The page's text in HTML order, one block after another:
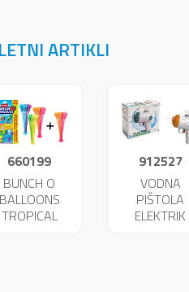
ARTIKLI
660199
BUNCH O
BALLOONS
TROPICAL
912527
VODNA
PIŠTOLA
ELEKTRIK